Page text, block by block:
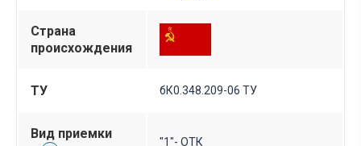
Страна
происхождения
ТУ бК0.348.209-06 ТУ
Вид приемки
"1"- ОТК